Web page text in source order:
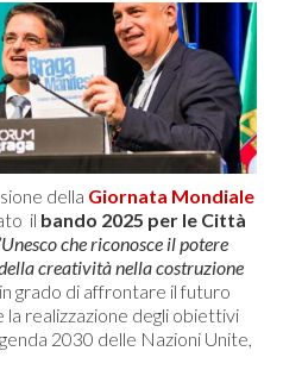
della Giornata Mondiale
il bando 2025 per le Città
che riconosce il potere
creatività nella costruzione
grado di affrontare il futuro
realizzazione degli obiettivi
2030 delle Nazioni Unite,